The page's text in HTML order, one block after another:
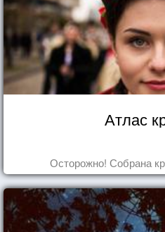
Атлас
Осторожно! Собрана